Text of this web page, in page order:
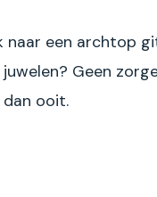
naar een archtop
Geen
ooit.